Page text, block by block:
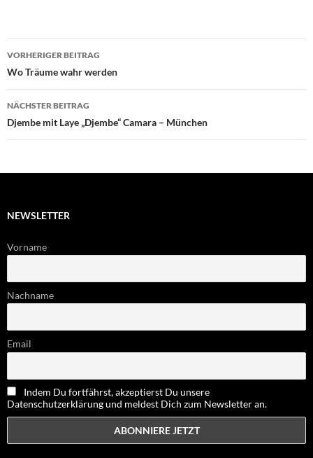
Beitragsnavigation
VORHERIGER BEITRAG
Wo Träume wahr werden
NÄCHSTER BEITRAG
Djembe mit Laye „Djembe“ Camara – München
NEWSLETTER
Vorname
Nachname
Email
Indem Du fortfährst, akzeptierst Du unsere
Datenschutzerklärung und meldest Dich zum Newsletter an.